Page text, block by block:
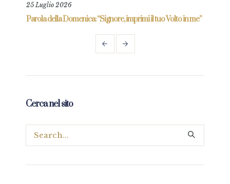
25 Luglio 2026
Parola della Domenica: “Signore, imprimi il tuo Volto in me”
Cerca nel sito